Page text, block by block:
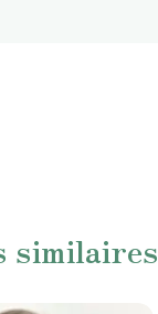
similaires